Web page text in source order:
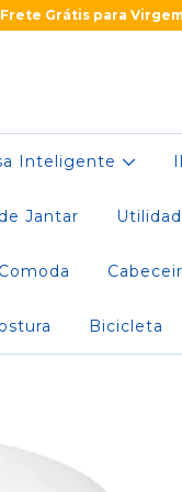
Frete Grátis para
Inteligente
Jantar
Comoda
Bicicleta